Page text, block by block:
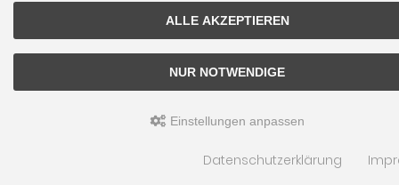
ALLE AKZEPTIEREN
NUR NOTWENDIGE
Einstellungen anpassen
Datenschutzerklärung